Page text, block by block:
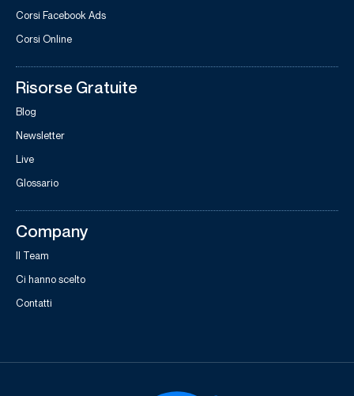
Corsi Facebook Ads
Corsi Online
Risorse Gratuite
Blog
Newsletter
Live
Glossario
Company
Il Team
Ci hanno scelto
Contatti